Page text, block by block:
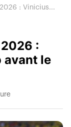
: Vinicius...
:
avant le